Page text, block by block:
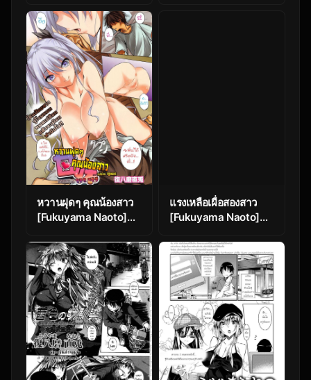
NAOTO)] 100
CHALLENGE
(HUNDRED)
หวานฝุดๆ คุณน้องสาว
[Fukuyama Naoto]
Megastore Alpha
2014-12)
แรงเหลือเผื่อสองสาว
[Fukuyama Naoto]
(COMIC HOTMILK
2020-12)